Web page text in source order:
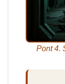
Pont 4.